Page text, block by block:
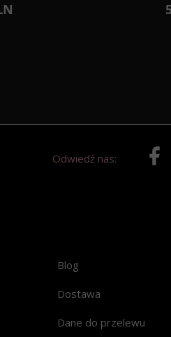
Blog
Dostawa
Dane do przelewu
Odwiedź nas: